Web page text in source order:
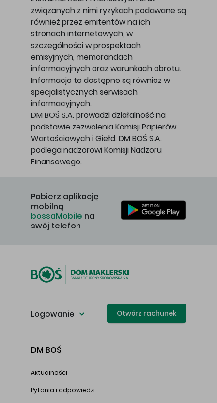
związanych z nimi ryzykach podawane są
również przez emitentów na ich
stronach internetowych, w
szczególności w prospektach
emisyjnych, memorandach
informacyjnych oraz warunkach obrotu.
Informacje te dostępne są również w
specjalistycznych serwisach
informacyjnych.
DM BOŚ S.A. prowadzi działalność na
podstawie zezwolenia Komisji Papierów
Wartościowych i Giełd. DM BOŚ S.A.
podlega nadzorowi Komisji Nadzoru
Finansowego.
Pobierz aplikację
mobilną
bossaMobile na
swój telefon
Logowanie Otwórz rachunek
DM BOŚ
Aktualności
Pytania i odpowiedzi